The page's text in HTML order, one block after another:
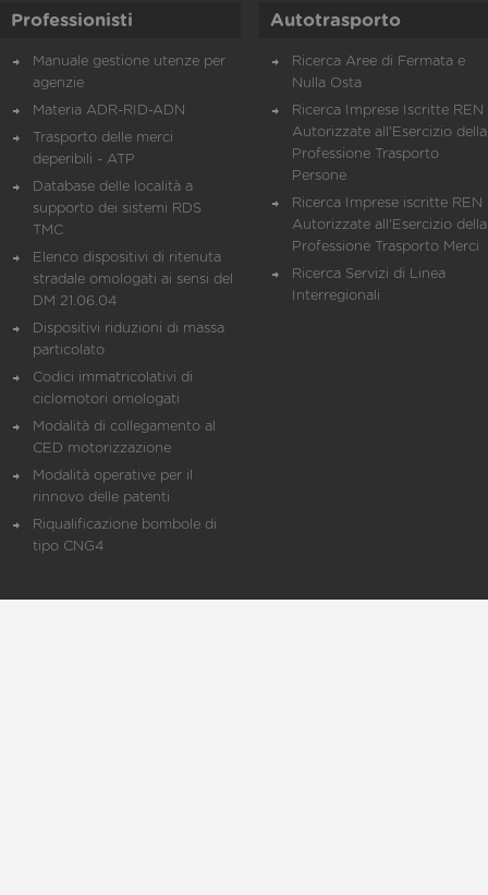
Professionisti
Manuale gestione utenze per
agenzie
Materia ADR-RID-ADN
Trasporto delle merci
deperibili - ATP
Database delle località a
supporto dei sistemi RDS
TMC
Elenco dispositivi di ritenuta
stradale omologati ai sensi del
DM 21.06.04
Dispositivi riduzioni di massa
particolato
Codici immatricolativi di
ciclomotori omologati
Modalità di collegamento al
CED motorizzazione
Modalità operative per il
rinnovo delle patenti
Riqualificazione bombole di
tipo CNG4
Autotrasporto
Ricerca Aree di Fermata e
Nulla Osta
Ricerca Imprese Iscritte REN
Autorizzate all'Esercizio della
Professione Trasporto
Persone
Ricerca Imprese iscritte REN
Autorizzate all'Esercizio della
Professione Trasporto Merci
Ricerca Servizi di Linea
Interregionali